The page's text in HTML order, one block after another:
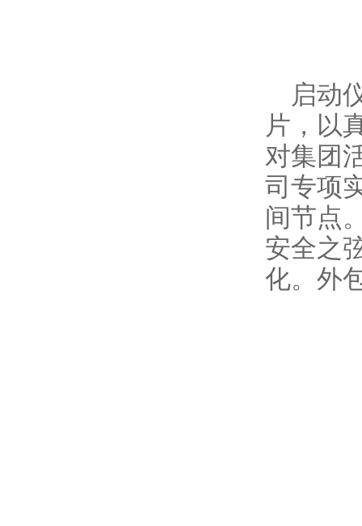
启动
片，以
对集团
司专项
间节点
安全之
化。外